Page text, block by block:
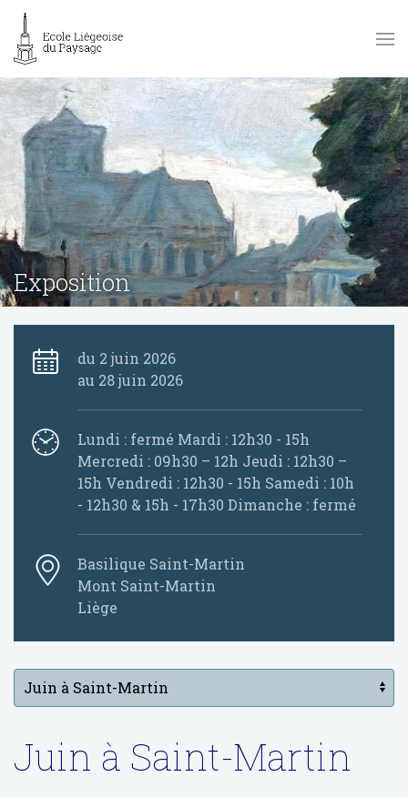
Exposition
du 2 juin 2026
au 28 juin 2026
Lundi : fermé Mardi : 12h30 - 15h
Mercredi : 09h30 – 12h Jeudi : 12h30 –
15h Vendredi : 12h30 - 15h Samedi : 10h
- 12h30 & 15h - 17h30 Dimanche : fermé
Basilique Saint-Martin
Mont Saint-Martin
Liège
Juin à Saint-Martin